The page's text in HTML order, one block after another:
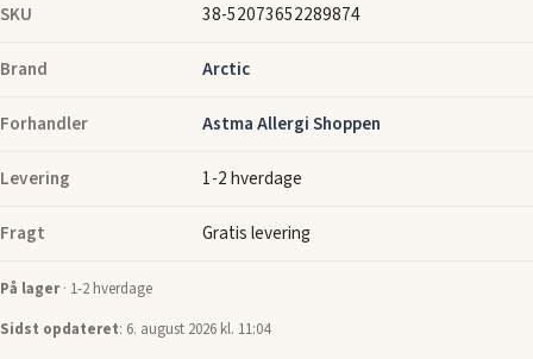
SKU 38-52073652289874
Brand Arctic
Forhandler Astma Allergi Shoppen
Levering 1-2 hverdage
Fragt Gratis levering
På lager· 1-2 hverdage
Sidst opdateret: 6. august 2026 kl. 11:04